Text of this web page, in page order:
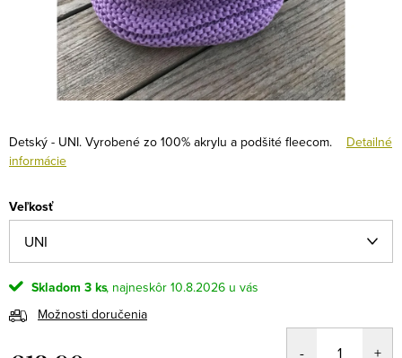
Detský - UNI. Vyrobené zo 100% akrylu a podšité fleecom.
Detailné
informácie
Veľkosť
Skladom 3 ks
10.8.2026
Možnosti doručenia